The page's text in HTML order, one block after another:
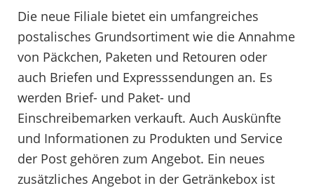
Die neue Filiale bietet ein umfangreiches
postalisches Grundsortiment wie die Annahme
von Päckchen, Paketen und Retouren oder
auch Briefen und Expresssendungen an. Es
werden Brief- und Paket- und
Einschreibemarken verkauft. Auch Auskünfte
und Informationen zu Produkten und Service
der Post gehören zum Angebot. Ein neues
zusätzliches Angebot in der Getränkebox ist